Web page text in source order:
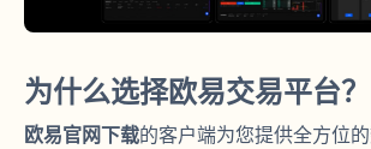
为什么选择欧易交易平台？
欧易官网下载的客户端为您提供全方位